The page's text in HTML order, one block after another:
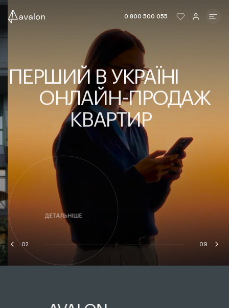
0 800 500 055 ЧИТАТИ ІСТОРІЮ
ЧИТАТИ
ПЕРШИЙ В УКРАЇНІ
ОНЛАЙН-ПРОДАЖ
КВАРТИР
02 09
ДЕТАЛЬНІШЕ